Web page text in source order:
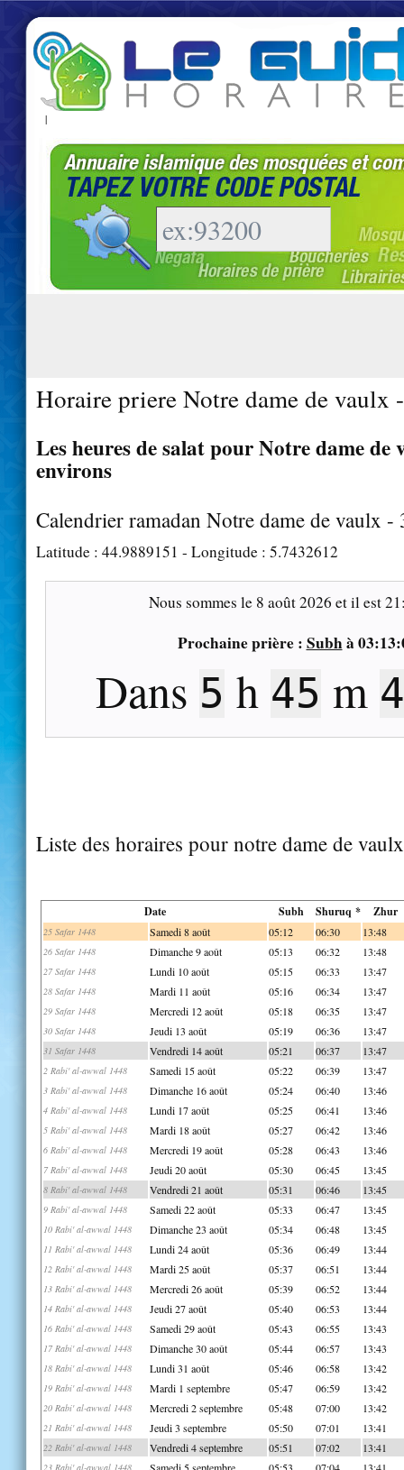
|
Horaire priere Notre dame de vaulx
Les heures de salat pour Notre dame de
environs
Calendrier ramadan Notre dame de vaulx -
Latitude : 44.9889151 - Longitude : 5.7432612
Nous sommes le 8 août 2026 et il est
Prochaine prière : Subhà
Dans 5 h 45 m
Liste des horaires pour notre dame de vaulx
Date Subh Shuruq * Zhur
25 Safar 1448 Samedi 8 août 05:12 06:30 13:48
26 Safar 1448 Dimanche 9 août 05:13 06:32 13:48
27 Safar 1448 Lundi 10 août 05:15 06:33 13:47
28 Safar 1448 Mardi 11 août 05:16 06:34 13:47
29 Safar 1448 Mercredi 12 août 05:18 06:35 13:47
30 Safar 1448 Jeudi 13 août 05:19 06:36 13:47
31 Safar 1448 Vendredi 14 août 05:21 06:37 13:47
2 Rabi' al-awwal 1448 Samedi 15 août 05:22 06:39 13:47
3 Rabi' al-awwal 1448 Dimanche 16 août 05:24 06:40 13:46
4 Rabi' al-awwal 1448 Lundi 17 août 05:25 06:41 13:46
5 Rabi' al-awwal 1448 Mardi 18 août 05:27 06:42 13:46
6 Rabi' al-awwal 1448 Mercredi 19 août 05:28 06:43 13:46
7 Rabi' al-awwal 1448 Jeudi 20 août 05:30 06:45 13:45
8 Rabi' al-awwal 1448 Vendredi 21 août 05:31 06:46 13:45
9 Rabi' al-awwal 1448 Samedi 22 août 05:33 06:47 13:45
10 Rabi' al-awwal 1448 Dimanche 23 août 05:34 06:48 13:45
11 Rabi' al-awwal 1448 Lundi 24 août 05:36 06:49 13:44
12 Rabi' al-awwal 1448 Mardi 25 août 05:37 06:51 13:44
13 Rabi' al-awwal 1448 Mercredi 26 août 05:39 06:52 13:44
14 Rabi' al-awwal 1448 Jeudi 27 août 05:40 06:53 13:44
16 Rabi' al-awwal 1448 Samedi 29 août 05:43 06:55 13:43
17 Rabi' al-awwal 1448 Dimanche 30 août 05:44 06:57 13:43
18 Rabi' al-awwal 1448 Lundi 31 août 05:46 06:58 13:42
19 Rabi' al-awwal 1448 Mardi 1 septembre 05:47 06:59 13:42
20 Rabi' al-awwal 1448 Mercredi 2 septembre 05:48 07:00 13:42
21 Rabi' al-awwal 1448 Jeudi 3 septembre 05:50 07:01 13:41
22 Rabi' al-awwal 1448 Vendredi 4 septembre 05:51 07:02 13:41
23 Rabi' al-awwal 1448